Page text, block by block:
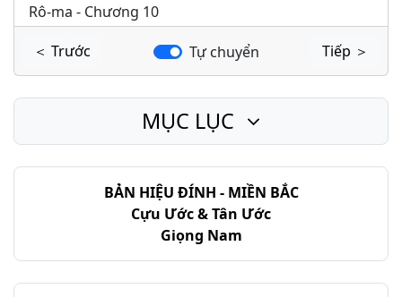
Rô-ma - Chương 10
Rô-ma - Chương 11
Rô-ma - Chương 13
Rô-ma - Chương 15
＜ Trước Tự chuyển Tiếp ＞
BẢN HIỆU ĐÍNH - MIỀN BẮC
Cựu Ước & Tân Ước
Giọng Nam
MỤC LỤC